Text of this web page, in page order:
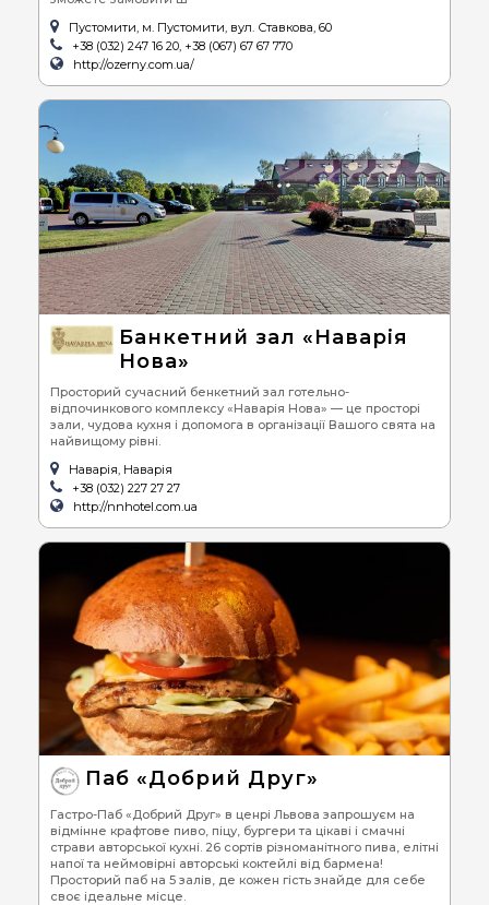
Пустомити, м. Пустомити, вул. Ставкова, 60
+38 (032) 247 16 20, +38 (067) 67 67 770
http://ozerny.com.ua/
Банкетний зал «Наварія
Нова»
Просторий сучасний бенкетний зал готельно-
відпочинкового комплексу «Наварія Нова» — це просторі
зали, чудова кухня і допомога в організації Вашого свята на
найвищому рівні.
Наварія, Наварія
+38 (032) 227 27 27
http://nnhotel.com.ua
Паб «Добрий Друг»
Гастро-Паб «Добрий Друг» в ценрі Львова запрошуєм на
відмінне крафтове пиво, піцу, бургери та цікаві і смачні
страви авторської кухні. 26 сортів різноманітного пива, елітні
напої та неймовірні авторські коктейлі від бармена!
Просторий паб на 5 залів, де кожен гість знайде для себе
своє ідеальне місце.